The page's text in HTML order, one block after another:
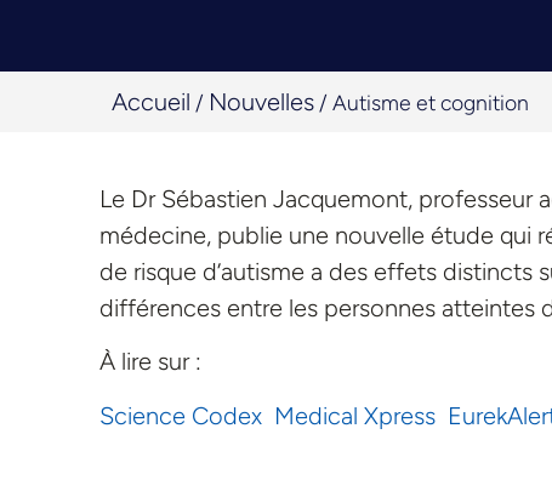
Accueil / Nouvelles / Autisme et cognition
Le Dr Sébastien Jacquemont, professeur
médecine, publie une nouvelle étude qui
de risque d’autisme a des effets distincts
différences entre les personnes atteintes
À lire sur :
Science Codex Medical Xpress